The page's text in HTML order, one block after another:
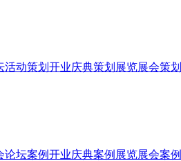
活动策划 开业庆典策划 展览展会策划
论坛案例开业庆典案例 展览展会案例